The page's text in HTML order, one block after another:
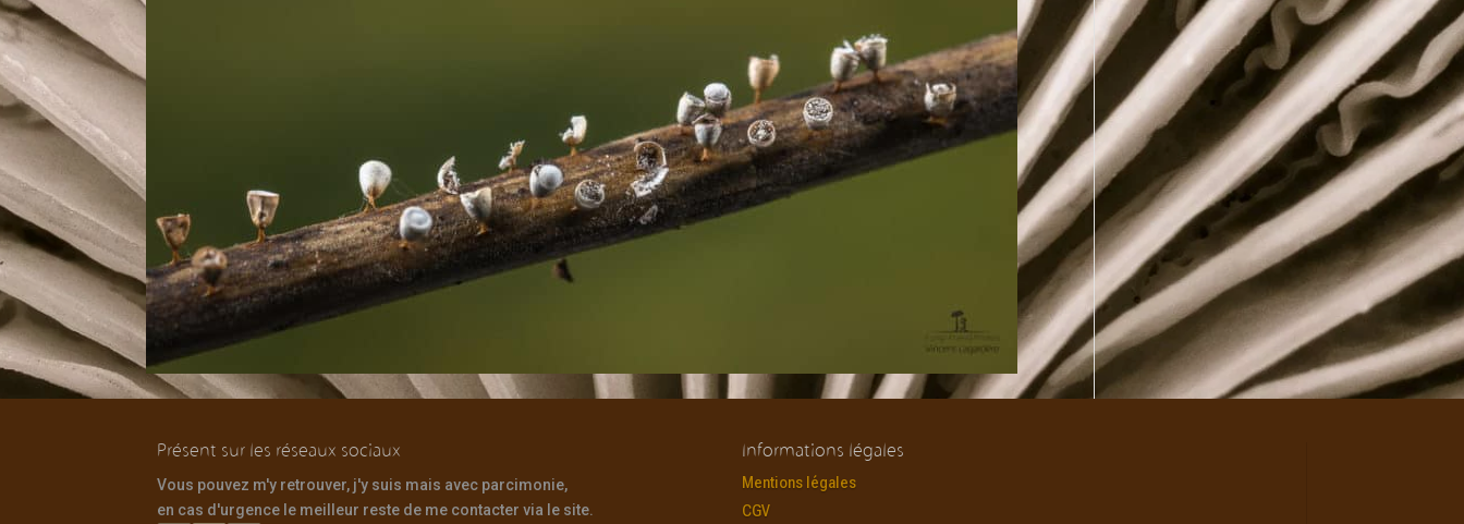
Présent sur les réseaux sociaux
Vous pouvez m'y retrouver, j'y suis mais avec parcimonie,
en cas d'urgence le meilleur reste de me contacter via le site.
Informations légales
Mentions légales
CGV